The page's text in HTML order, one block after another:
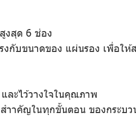
งสุด 6 ช่อง
กับขนาดของ แผ่นรอง เพื่อให้
ละไว้วางใจในคุณภาพ
าคัญในทุกขั้นตอน ของกระบ